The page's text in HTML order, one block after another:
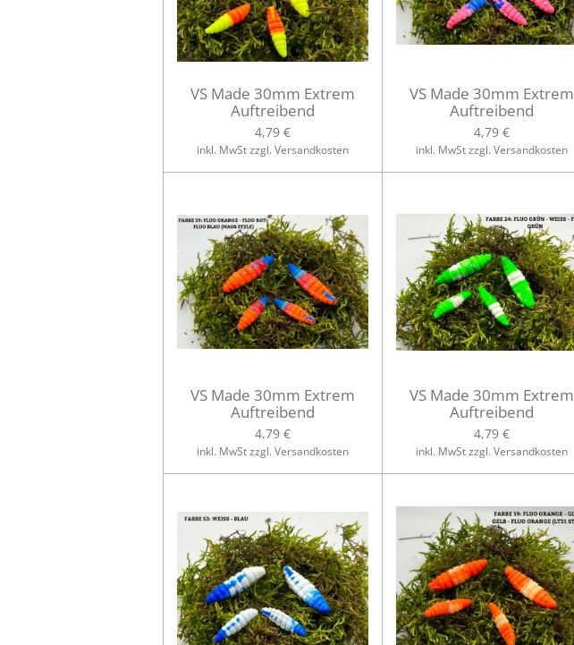
VS Made 30mm Extrem
Auftreibend
4,79 €
inkl. MwSt zzgl. Versandkosten
VS Made 30mm Extrem
Auftreibend
4,79 €
inkl. MwSt zzgl. Versandkosten
VS Made 30mm Extrem
Auftreibend
4,79 €
inkl. MwSt zzgl. Versandkosten
VS Made 30mm Extrem
Auftreibend
4,79 €
inkl. MwSt zzgl. Versandkosten